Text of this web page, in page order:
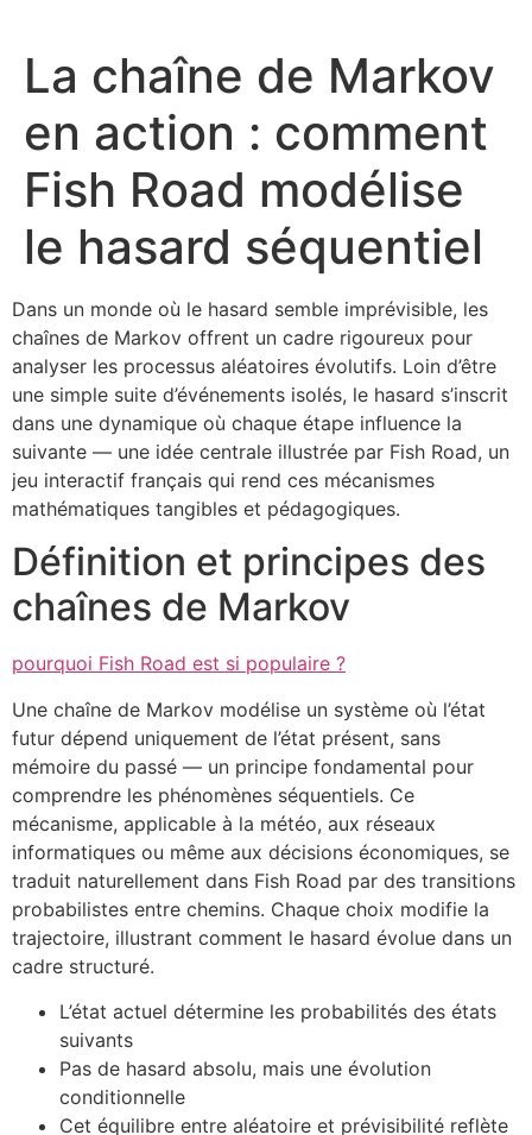
La chaîne de Markov
en action : comment
Fish Road modélise
le hasard séquentiel
Dans un monde où le hasard semble imprévisible, les
chaînes de Markov offrent un cadre rigoureux pour
analyser les processus aléatoires évolutifs. Loin d’être
une simple suite d’événements isolés, le hasard s’inscrit
dans une dynamique où chaque étape influence la
suivante — une idée centrale illustrée par Fish Road, un
jeu interactif français qui rend ces mécanismes
mathématiques tangibles et pédagogiques.
Définition et principes des
chaînes de Markov
pourquoi Fish Road est si populaire ?
Une chaîne de Markov modélise un système où l’état
futur dépend uniquement de l’état présent, sans
mémoire du passé — un principe fondamental pour
comprendre les phénomènes séquentiels. Ce
mécanisme, applicable à la météo, aux réseaux
informatiques ou même aux décisions économiques, se
traduit naturellement dans Fish Road par des transitions
probabilistes entre chemins. Chaque choix modifie la
trajectoire, illustrant comment le hasard évolue dans un
cadre structuré.
L’état actuel détermine les probabilités des états
suivants
Pas de hasard absolu, mais une évolution
conditionnelle
Cet équilibre entre aléatoire et prévisibilité reflète